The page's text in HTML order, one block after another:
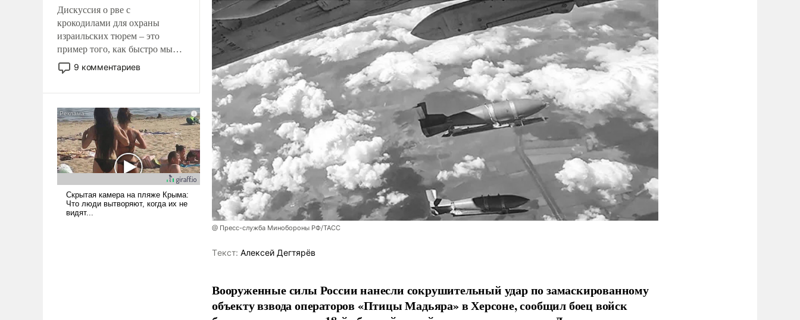
Дискуссия о рве с
крокодилами для охраны
израильских тюрем – это
пример того, как быстро мы
двигаемся по пути
революционных изменений.
псевдонаучной фантастики,
стало всерьез обсуждаемой
идеей.
9 комментариев
@ Пресс-служба Минобороны РФ/ТАСС
Tекст: Алексей Дегтярёв
Вооруженные силы России нанесли сокрушительный удар по замаскированному
объекту взвода операторов «Птицы Мадьяра» в Херсоне, сообщил боец войск